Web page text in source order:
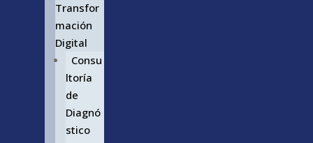
Transfor
mación
Digital
Consu
ltoría
de
Diagnó
stico